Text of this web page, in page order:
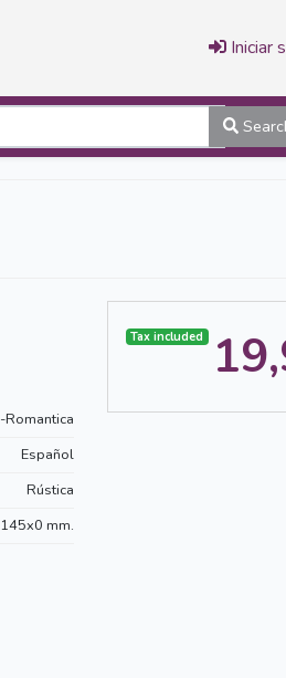
Iniciar
Español
Rústica
mm.
Tax included